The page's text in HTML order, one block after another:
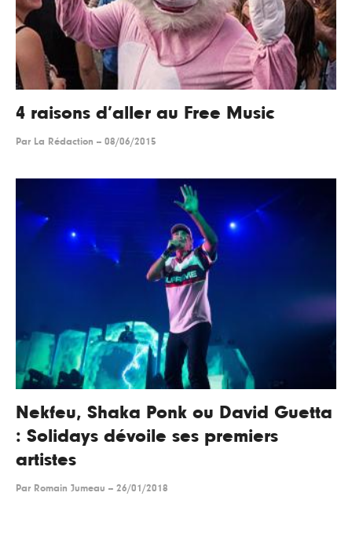
4 raisons d’aller au Free Music
Par La Rédaction -- 08/06/2015
Nekfeu, Shaka Ponk ou David Guetta
: Solidays dévoile ses premiers
artistes
Par Romain Jumeau -- 26/01/2018